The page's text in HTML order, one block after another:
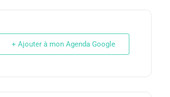
+ Ajouter à mon Agenda Google